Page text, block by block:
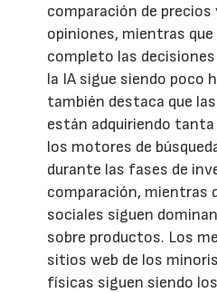
comparación de precios
opiniones, mientras que
completo las
la IA sigue siendo poco
también destaca que
están adquiriendo
los motores de
durante las fases de
comparación, mientras
sociales siguen
sobre productos. Los
sitios web de los
físicas siguen siendo